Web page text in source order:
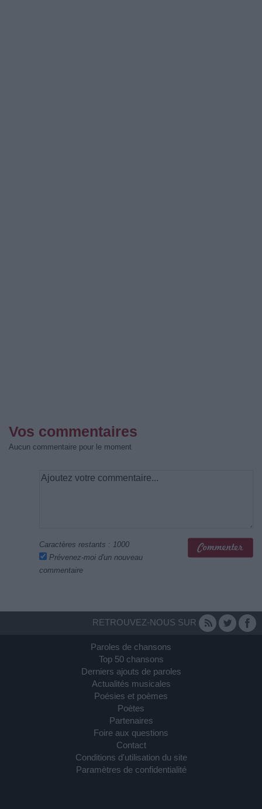
Vos commentaires
Aucun commentaire pour le moment
Caractères restants : 1000
Prévenez-moi d'un nouveau
commentaire
RETROUVEZ-NOUS SUR
Paroles de chansons
Top 50 chansons
Derniers ajouts de paroles
Actualités musicales
Poésies et poèmes
Poètes
Partenaires
Foire aux questions
Contact
Conditions d'utilisation du site
Paramètres de confidentialité